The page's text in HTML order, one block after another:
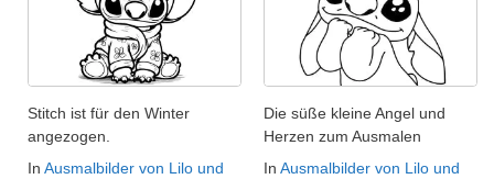
Stitch ist für den Winter
angezogen.
In Ausmalbilder von Lilo und
Die süße kleine Angel und
Herzen zum Ausmalen
In Ausmalbilder von Lilo und